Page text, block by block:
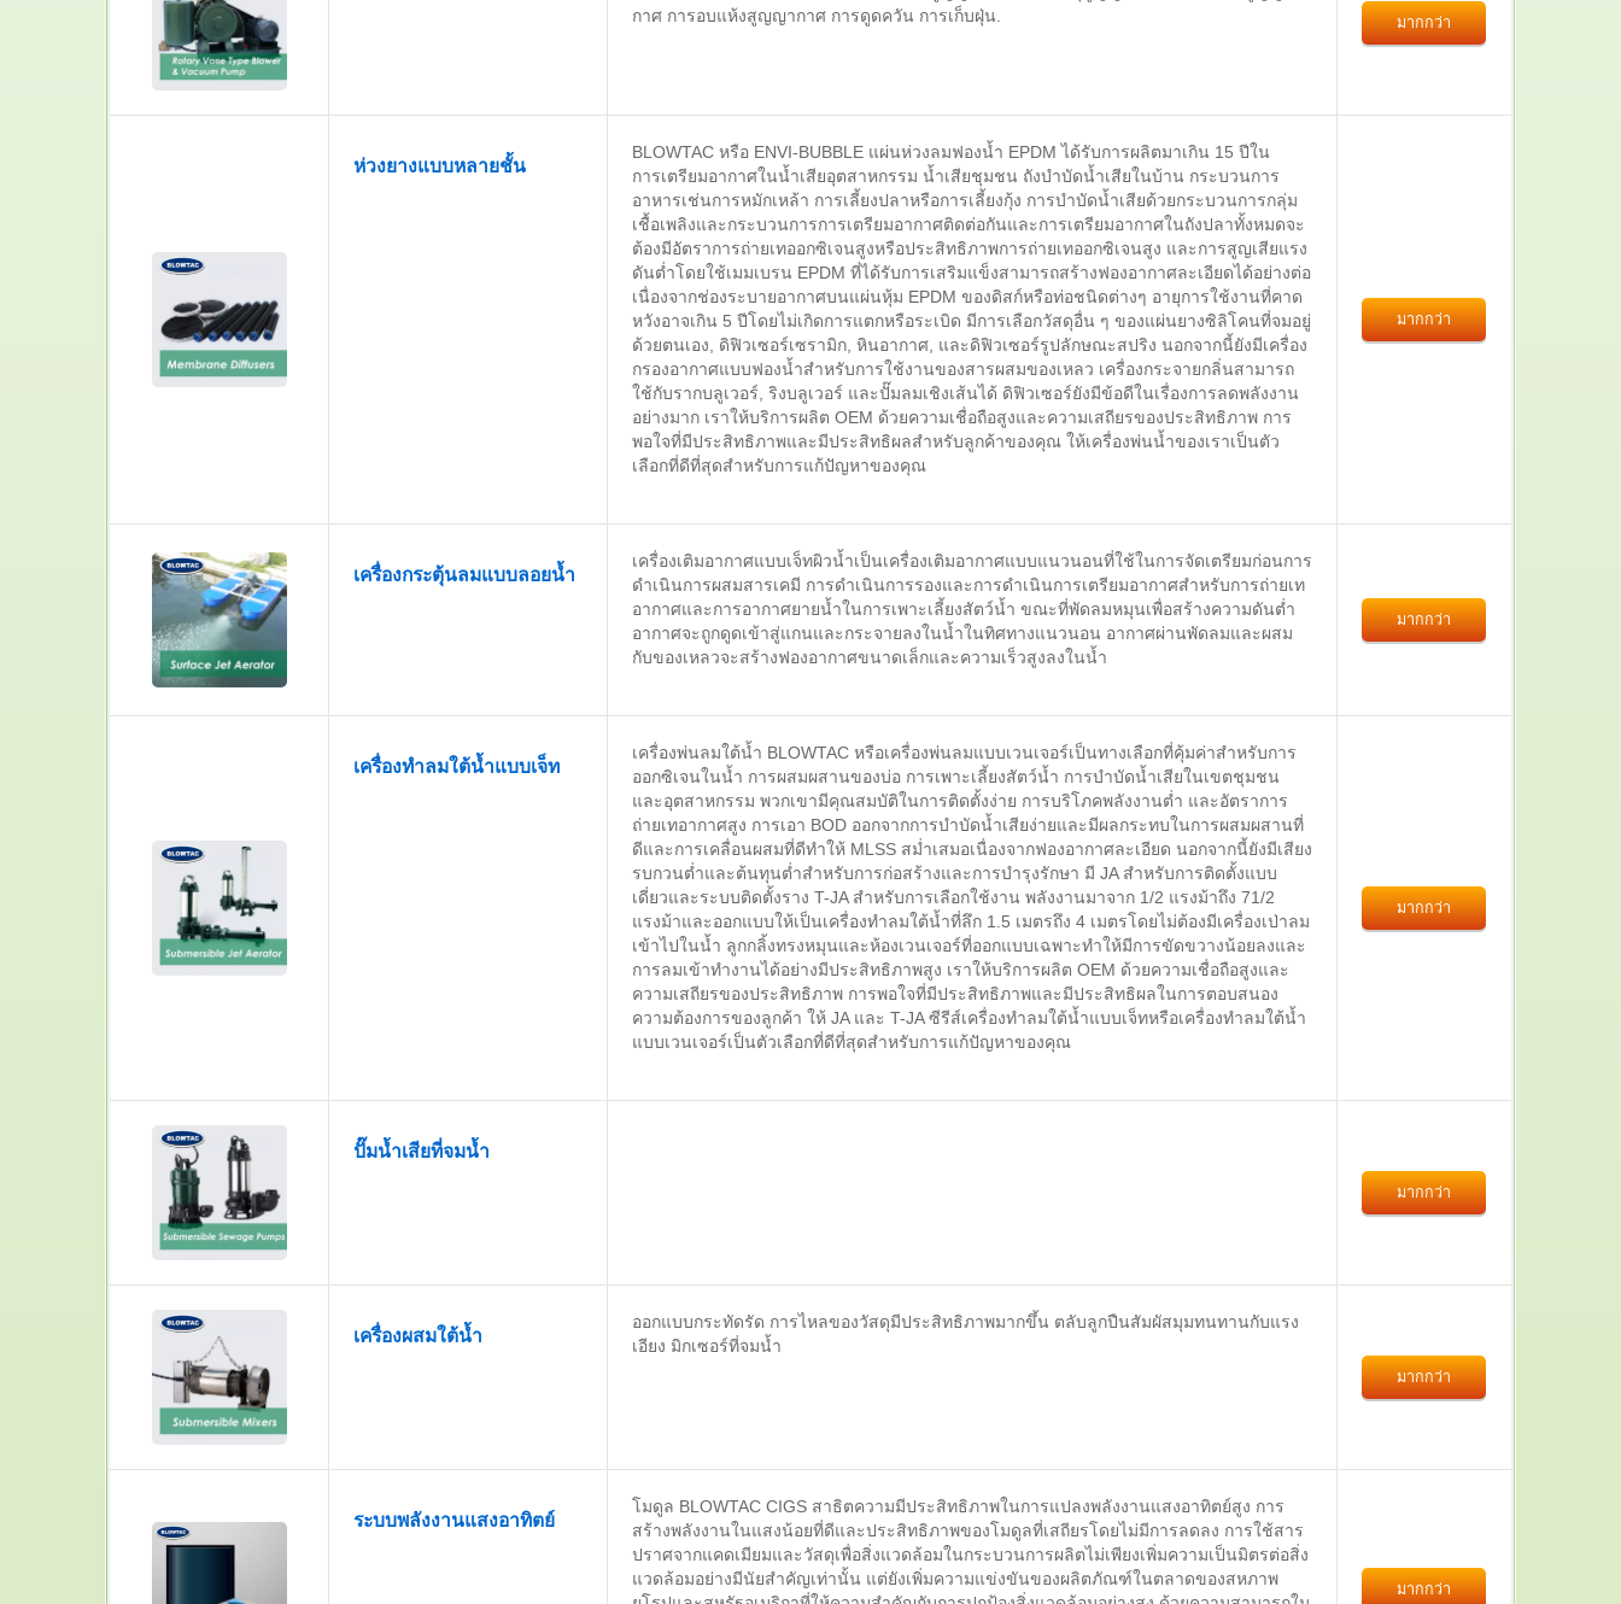
กาศ การอบแห้งสูญญากาศ การดูดควัน การเก็บฝุ่น.
มากกว่า
ห่วงยางแบบหลายชั้น
BLOWTAC หรือ ENVI-BUBBLE แผ่นห่วงลมฟองน้ำ EPDM ได้รับการผลิตมาเกิน 15 ปีใน
การเตรียมอากาศในน้ำเสียอุตสาหกรรม น้ำเสียชุมชน ถังบำบัดน้ำเสียในบ้าน กระบวนการ
อาหารเช่นการหมักเหล้า การเลี้ยงปลาหรือการเลี้ยงกุ้ง การบำบัดน้ำเสียด้วยกระบวนการกลุ่ม
เชื้อเพลิงและกระบวนการการเตรียมอากาศติดต่อกันและการเตรียมอากาศในถังปลาทั้งหมดจะ
ต้องมีอัตราการถ่ายเทออกซิเจนสูงหรือประสิทธิภาพการถ่ายเทออกซิเจนสูง และการสูญเสียแรง
ดันต่ำโดยใช้เมมเบรน EPDM ที่ได้รับการเสริมแข็งสามารถสร้างฟองอากาศละเอียดได้อย่างต่อ
เนื่องจากช่องระบายอากาศบนแผ่นหุ้ม EPDM ของดิสก์หรือท่อชนิดต่างๆ อายุการใช้งานที่คาด
หวังอาจเกิน 5 ปีโดยไม่เกิดการแตกหรือระเบิด มีการเลือกวัสดุอื่น ๆ ของแผ่นยางซิลิโคนที่จมอยู่
ด้วยตนเอง, ดิฟิวเซอร์เซรามิก, หินอากาศ, และดิฟิวเซอร์รูปลักษณะสปริง นอกจากนี้ยังมีเครื่อง
กรองอากาศแบบฟองน้ำสำหรับการใช้งานของสารผสมของเหลว เครื่องกระจายกลิ่นสามารถ
ใช้กับรากบลูเวอร์, ริงบลูเวอร์ และปั๊มลมเชิงเส้นได้ ดิฟิวเซอร์ยังมีข้อดีในเรื่องการลดพลังงาน
อย่างมาก เราให้บริการผลิต OEM ด้วยความเชื่อถือสูงและความเสถียรของประสิทธิภาพ การ
พอใจที่มีประสิทธิภาพและมีประสิทธิผลสำหรับลูกค้าของคุณ ให้เครื่องพ่นน้ำของเราเป็นตัว
เลือกที่ดีที่สุดสำหรับการแก้ปัญหาของคุณ
มากกว่า
เครื่องกระตุ้นลมแบบลอยน้ำ
เครื่องเติมอากาศแบบเจ็ทผิวน้ำเป็นเครื่องเติมอากาศแบบแนวนอนที่ใช้ในการจัดเตรียมก่อนการ
ดำเนินการผสมสารเคมี การดำเนินการรองและการดำเนินการเตรียมอากาศสำหรับการถ่ายเท
อากาศและการอากาศยายน้ำในการเพาะเลี้ยงสัตว์น้ำ ขณะที่พัดลมหมุนเพื่อสร้างความดันต่ำ
อากาศจะถูกดูดเข้าสู่แกนและกระจายลงในน้ำในทิศทางแนวนอน อากาศผ่านพัดลมและผสม
กับของเหลวจะสร้างฟองอากาศขนาดเล็กและความเร็วสูงลงในน้ำ
มากกว่า
เครื่องทำลมใต้น้ำแบบเจ็ท
เครื่องพ่นลมใต้น้ำ BLOWTAC หรือเครื่องพ่นลมแบบเวนเจอร์เป็นทางเลือกที่คุ้มค่าสำหรับการ
ออกซิเจนในน้ำ การผสมผสานของบ่อ การเพาะเลี้ยงสัตว์น้ำ การบำบัดน้ำเสียในเขตชุมชน
และอุตสาหกรรม พวกเขามีคุณสมบัติในการติดตั้งง่าย การบริโภคพลังงานต่ำ และอัตราการ
ถ่ายเทอากาศสูง การเอา BOD ออกจากการบำบัดน้ำเสียง่ายและมีผลกระทบในการผสมผสานที่
ดีและการเคลื่อนผสมที่ดีทำให้ MLSS สม่ำเสมอเนื่องจากฟองอากาศละเอียด นอกจากนี้ยังมีเสียง
รบกวนต่ำและต้นทุนต่ำสำหรับการก่อสร้างและการบำรุงรักษา มี JA สำหรับการติดตั้งแบบ
เดี่ยวและระบบติดตั้งราง T-JA สำหรับการเลือกใช้งาน พลังงานมาจาก 1/2 แรงม้าถึง 71/2
แรงม้าและออกแบบให้เป็นเครื่องทำลมใต้น้ำที่ลึก 1.5 เมตรถึง 4 เมตรโดยไม่ต้องมีเครื่องเป่าลม
เข้าไปในน้ำ ลูกกลิ้งทรงหมุนและห้องเวนเจอร์ที่ออกแบบเฉพาะทำให้มีการขัดขวางน้อยลงและ
การลมเข้าทำงานได้อย่างมีประสิทธิภาพสูง เราให้บริการผลิต OEM ด้วยความเชื่อถือสูงและ
ความเสถียรของประสิทธิภาพ การพอใจที่มีประสิทธิภาพและมีประสิทธิผลในการตอบสนอง
ความต้องการของลูกค้า ให้ JA และ T-JA ซีรีส์เครื่องทำลมใต้น้ำแบบเจ็ทหรือเครื่องทำลมใต้น้ำ
แบบเวนเจอร์เป็นตัวเลือกที่ดีที่สุดสำหรับการแก้ปัญหาของคุณ
มากกว่า
ปั๊มน้ำเสียที่จมน้ำ
มากกว่า
เครื่องผสมใต้น้ำ
ออกแบบกระทัดรัด การไหลของวัสดุมีประสิทธิภาพมากขึ้น ตลับลูกปืนสัมผัสมุมทนทานกับแรง
เอียง มิกเซอร์ที่จมน้ำ
มากกว่า
ระบบพลังงานแสงอาทิตย์
โมดูล BLOWTAC CIGS สาธิตความมีประสิทธิภาพในการแปลงพลังงานแสงอาทิตย์สูง การ
สร้างพลังงานในแสงน้อยที่ดีและประสิทธิภาพของโมดูลที่เสถียรโดยไม่มีการลดลง การใช้สาร
ปราศจากแคดเมียมและวัสดุเพื่อสิ่งแวดล้อมในกระบวนการผลิตไม่เพียงเพิ่มความเป็นมิตรต่อสิ่ง
แวดล้อมอย่างมีนัยสำคัญเท่านั้น แต่ยังเพิ่มความแข่งขันของผลิตภัณฑ์ในตลาดของสหภาพ
มากกว่า